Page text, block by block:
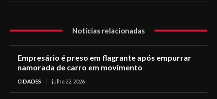
Notícias relacionadas
Empresário é preso em flagrante após empurrar
namorada de carro em movimento
CIDADES julho 22, 2026